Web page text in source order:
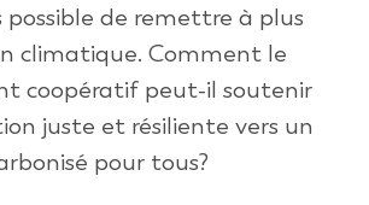
possible de remettre à plus
climatique. Comment le
coopératif peut-il soutenir
juste et résiliente vers un
pour tous?